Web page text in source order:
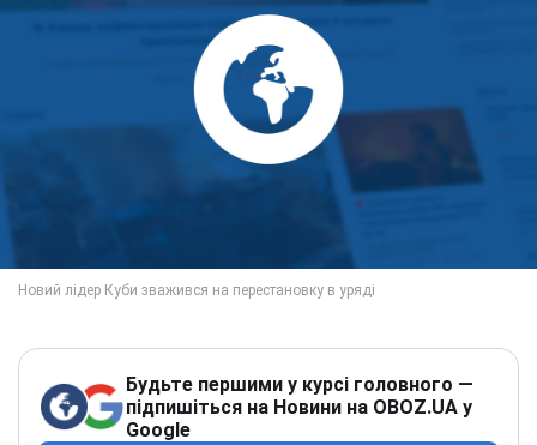
Будьте першими у курсі головного —
підпишіться на Новини на OBOZ.UA у
Google